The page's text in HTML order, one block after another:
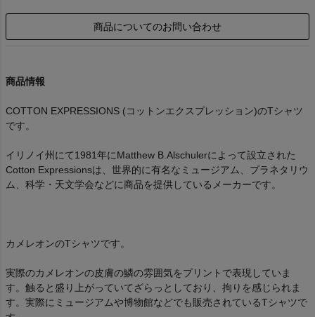
商品についてのお問い合わせ
商品情報
COTTON EXPRESSIONS (コットンエクスプレッション)のTシャツ
です。
イリノイ州にて1981年にMatthew B.Alschulerによって設立された
Cotton Expressionsは、世界的に有名なミュージアム、プラネタリウ
ム、科学・天文学会などに商品を提供しているメーカーです。
カメレオンのTシャツです。
実際のカメレオンの皮膚の鱗の雰囲気をプリントで表現していま
す。触ると盛り上がっていてざらっとしており、拘りを感じられま
す。実際にミュージアムや博物館などでも販売されているTシャツで